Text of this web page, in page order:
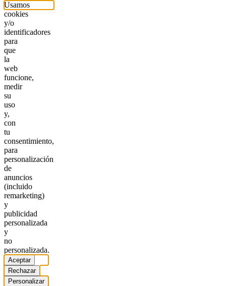
Usamos
cookies
y/o
identificadores
para
que
la
web
funcione,
medir
su
uso
y,
con
tu
consentimiento,
para
personalización
de
anuncios
(incluido
remarketing)
y
publicidad
personalizada
y
no
personalizada.
Aceptar
Rechazar
Personalizar